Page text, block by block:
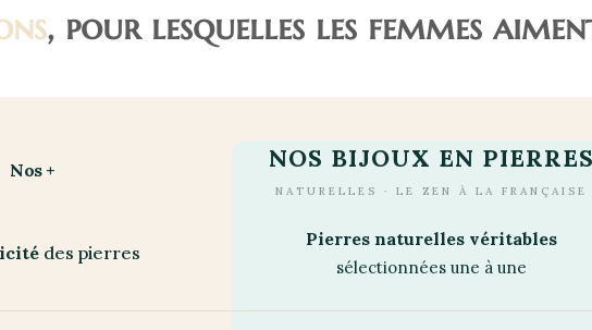
, pour lesquelles les femmes
Nos + NOS BIJOUX EN PIERRES
NATURELLES · LE ZEN À LA FRANÇAISE
des pierres
Pierres naturelles véritables
sélectionnées une à une